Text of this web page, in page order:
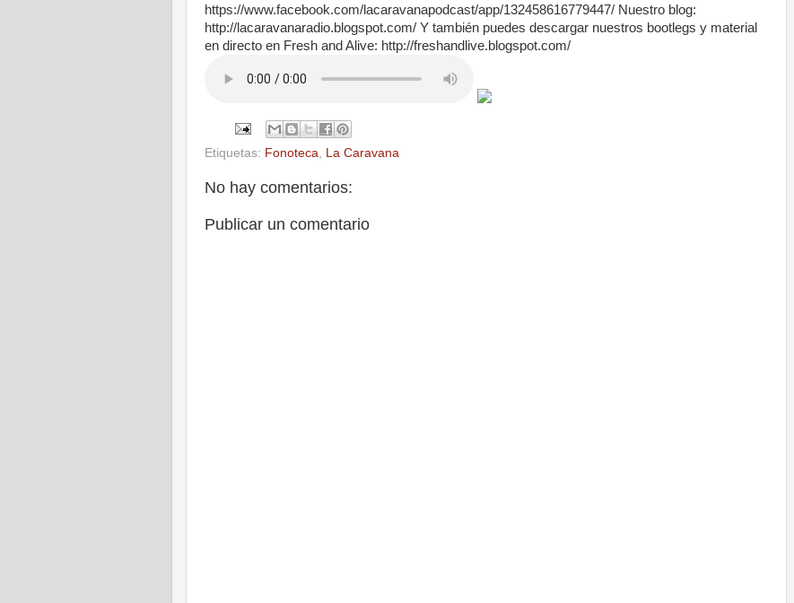
https://www.facebook.com/lacaravanapodcast/app/132458616779447/ Nuestro blog:
http://lacaravanaradio.blogspot.com/ Y también puedes descargar nuestros bootlegs y material
en directo en Fresh and Alive: http://freshandlive.blogspot.com/
Etiquetas: Fonoteca La Caravana
No hay comentarios:
Publicar un comentario